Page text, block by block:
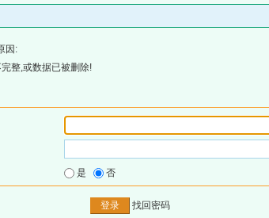
因:
整,或数据已被删除!
是 否
找回密码